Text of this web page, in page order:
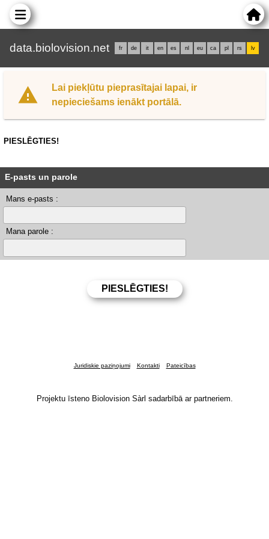
data.biolovision.net fr de it en es nl eu ca pl rs lv
Lai piekļūtu pieprasītajai lapai, ir
nepieciešams ienākt portālā.
PIESLĒGTIES!
E-pasts un parole
Mans e-pasts :
Mana parole :
Juridiskie paziņojumi Kontakti Pateicības
Projektu īsteno Biolovision Sàrl sadarbībā ar partneriem.